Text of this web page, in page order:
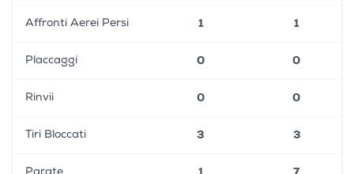
Affronti Aerei Persi 1 1
Placcaggi 0 0
Rinvii 0 0
Tiri Bloccati 3 3